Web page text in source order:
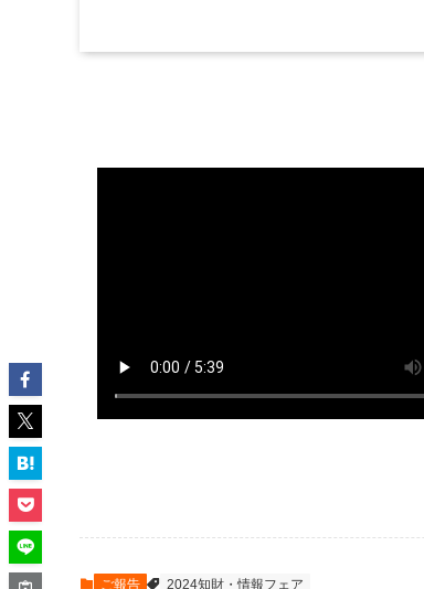
ご報告 2024知財・情報フェア